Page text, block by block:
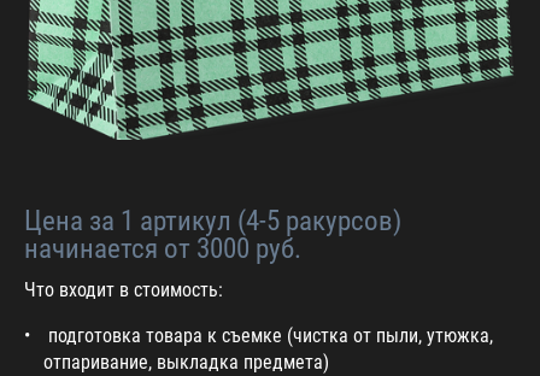
Цена за 1 артикул (4-5 ракурсов)
начинается от 3000 руб.
Что входит в стоимость:
подготовка товара к съемке (чистка от пыли, утюжка,
отпаривание, выкладка предмета)